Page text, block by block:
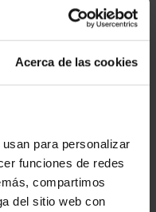
Acerca de las cookies
para personalizar
funciones de redes
compartimos
del sitio web con